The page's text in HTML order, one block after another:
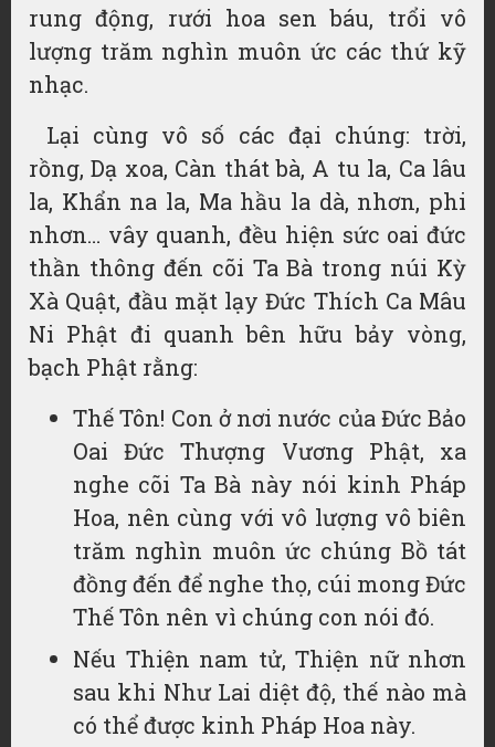
rung động, rưới hoa sen báu, trổi vô
lượng trăm nghìn muôn ức các thứ kỹ
nhạc.
Lại cùng vô số các đại chúng: trời,
rồng, Dạ xoa, Càn thát bà, A tu la, Ca lâu
la, Khẩn na la, Ma hầu la dà, nhơn, phi
nhơn… vây quanh, đều hiện sức oai đức
thần thông đến cõi Ta Bà trong núi Kỳ
Xà Quật, đầu mặt lạy Đức Thích Ca Mâu
Ni Phật đi quanh bên hữu bảy vòng,
bạch Phật rằng:
Thế Tôn! Con ở nơi nước của Đức Bảo
Oai Đức Thượng Vương Phật, xa
nghe cõi Ta Bà này nói kinh Pháp
Hoa, nên cùng với vô lượng vô biên
trăm nghìn muôn ức chúng Bồ tát
đồng đến để nghe thọ, cúi mong Đức
Thế Tôn nên vì chúng con nói đó.
Nếu Thiện nam tử, Thiện nữ nhơn
sau khi Như Lai diệt độ, thế nào mà
có thể được kinh Pháp Hoa này.